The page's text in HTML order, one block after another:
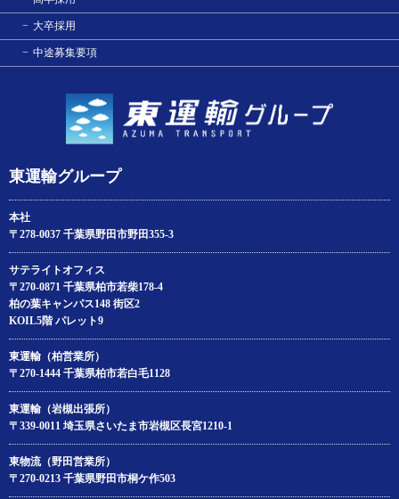
東運輸グループ
本社
〒278-0037 千葉県野田市野田355-3
サテライトオフィス
〒270-0871 千葉県柏市若柴178‐4
柏の葉キャンパス148 街区2
KOIL5階 パレット9
東運輸（柏営業所）
〒270-1444 千葉県柏市若白毛1128
東運輸（岩槻出張所）
〒339-0011 埼玉県さいたま市岩槻区長宮1210-1
東物流（野田営業所）
〒270-0213 千葉県野田市桐ケ作503
大卒採用
中途募集要項